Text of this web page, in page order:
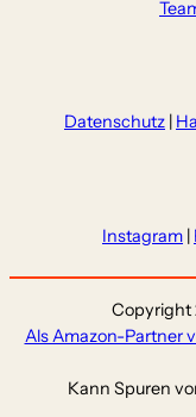
Datenschutz
Instagram
Copyright
Als Amazon-Partner
Kann Spuren